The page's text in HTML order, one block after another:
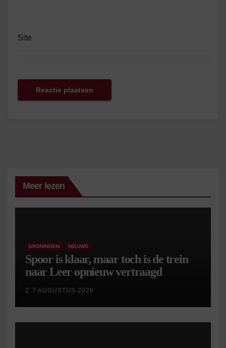
Site
Meer lezen
GRONINGEN NIEUWS
Spoor is klaar, maar toch is de trein
naar Leer opnieuw vertraagd
7 AUGUSTUS 2026